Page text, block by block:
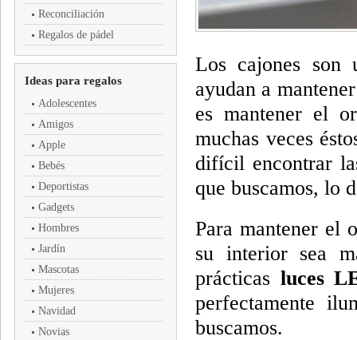
Reconciliación
Regalos de pádel
Ideas para regalos
Adolescentes
Amigos
Apple
Bebés
Deportistas
Gadgets
Hombres
Jardín
Mascotas
Mujeres
Navidad
Novias
Los cajones son
ayudan a
es mantener el
muchas veces
difícil encontrar
que buscamos, lo
Para mantener el
su interior sea
prácticas luces
perfectamente
buscamos.